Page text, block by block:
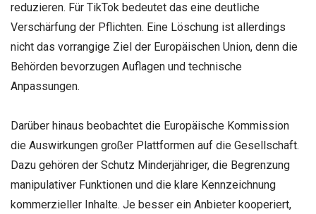
reduzieren. Für TikTok bedeutet das eine deutliche
Verschärfung der Pflichten. Eine Löschung ist allerdings
nicht das vorrangige Ziel der Europäischen Union, denn die
Behörden bevorzugen Auflagen und technische
Anpassungen.
Darüber hinaus beobachtet die Europäische Kommission
die Auswirkungen großer Plattformen auf die Gesellschaft.
Dazu gehören der Schutz Minderjähriger, die Begrenzung
manipulativer Funktionen und die klare Kennzeichnung
kommerzieller Inhalte. Je besser ein Anbieter kooperiert,